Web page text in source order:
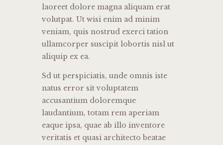
laoreet dolore magna aliquam erat
volutpat. Ut wisi enim ad minim
veniam, quis nostrud exerci tation
ullamcorper suscipit lobortis nisl ut
aliquip ex ea.
Sd ut perspiciatis, unde omnis iste
natus error sit voluptatem
accusantium doloremque
laudantium, totam rem aperiam
eaque ipsa, quae ab illo inventore
veritatis et quasi architecto beatae